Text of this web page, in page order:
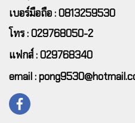
เบอร์มือถือ : 0813259530
โทร : 029768050-2
แฟกส์ : 029768340
email :